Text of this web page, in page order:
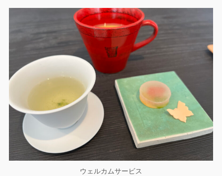
ウェルカムサービス